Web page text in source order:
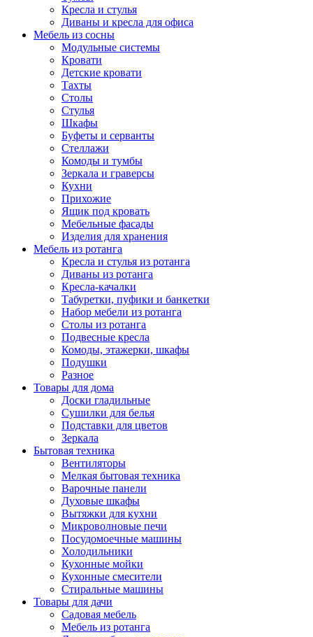
Кресла и стулья
Диваны и кресла для офиса
Мебель из сосны
Модульные системы
Кровати
Детские кровати
Тахты
Столы
Стулья
Шкафы
Буфеты и серванты
Стеллажи
Комоды и тумбы
Зеркала и граверсы
Кухни
Прихожие
Ящик под кровать
Мебельные фасады
Изделия для хранения
Мебель из ротанга
Кресла и стулья из ротанга
Диваны из ротанга
Кресла-качалки
Табуретки, пуфики и банкетки
Набор мебели из ротанга
Столы из ротанга
Подвесные кресла
Комоды, этажерки, шкафы
Подушки
Разное
Товары для дома
Доски гладильные
Сушилки для белья
Подставки для цветов
Зеркала
Бытовая техника
Вентиляторы
Мелкая бытовая техника
Варочные панели
Духовые шкафы
Вытяжки для кухни
Микроволновые печи
Посудомоечные машины
Холодильники
Кухонные мойки
Кухонные смесители
Стиральные машины
Товары для дачи
Садовая мебель
Мебель из ротанга